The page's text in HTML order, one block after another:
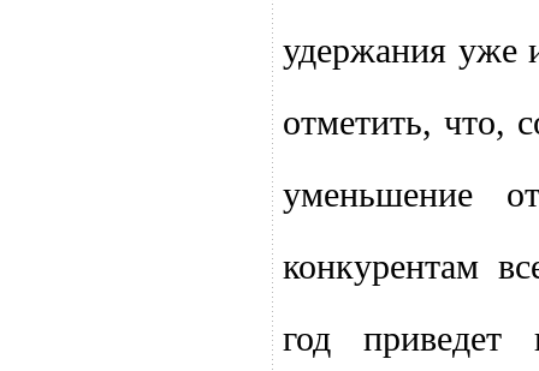
удержания уже
отметить, что,
уменьшение
конкурентам
год